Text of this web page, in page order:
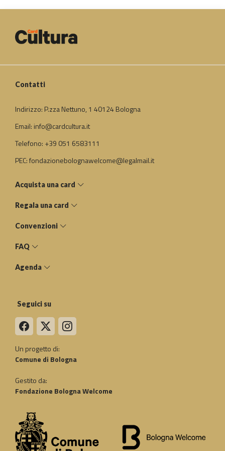
Contatti
Indirizzo: P.zza Nettuno, 1 40124 Bologna
Email: info@cardcultura.it
Telefono: +39 051 6583111
PEC: fondazionebolognawelcome@legalmail.it
Acquista una card
Regala una card
Convenzioni
FAQ
Agenda
Seguici su
Un progetto di:
Comune di Bologna
Gestito da:
Fondazione Bologna Welcome